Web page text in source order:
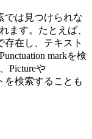
では見つけられな
ます。たとえば、
存在し、テキスト
markを検
Pictureや
を検索することも